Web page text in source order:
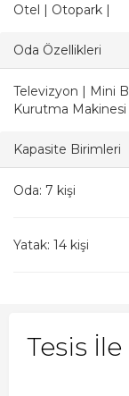
Otel | Otopark |
Oda Özellikleri
Televizyon | Mini
Kurutma
Kapasite Birimleri
Oda: 7 kişi
Yatak: 14 kişi
Tesis